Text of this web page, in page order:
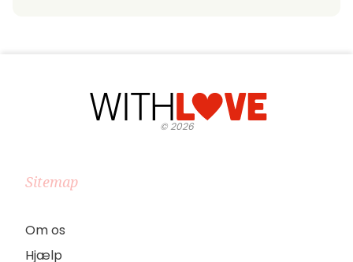
©2026
Sitemap
Om os
Hjælp